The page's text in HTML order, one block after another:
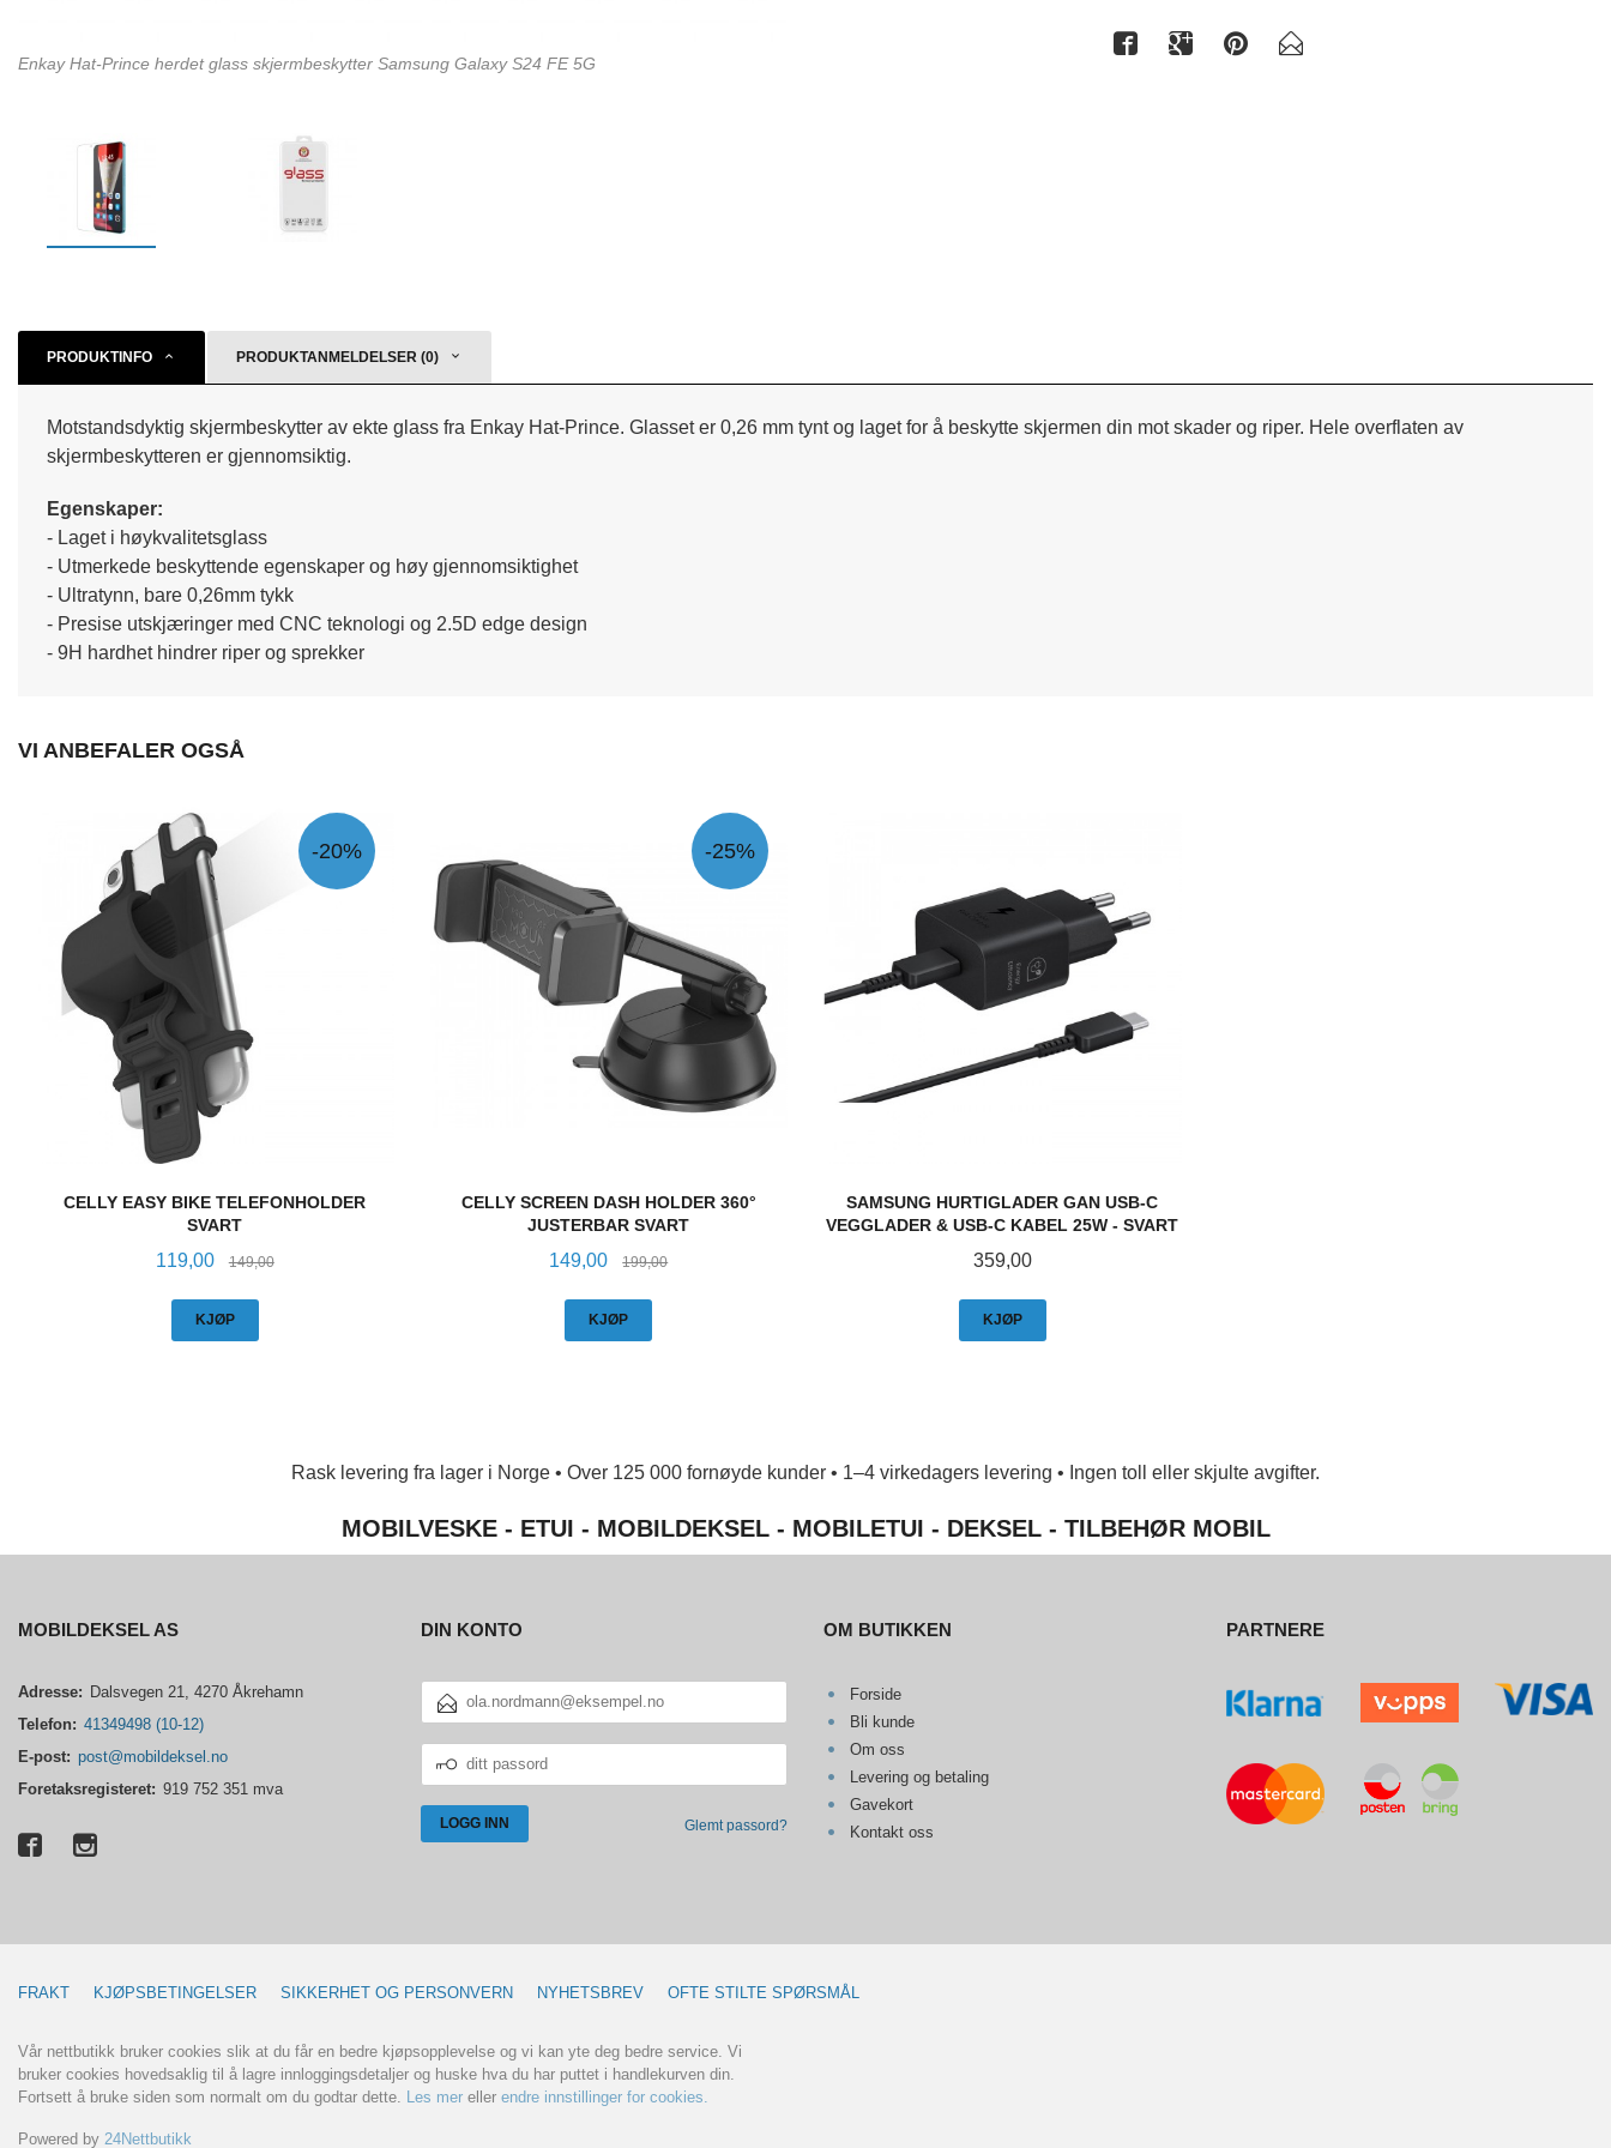
Enkay Hat-Prince herdet glass skjermbeskytter Samsung Galaxy S24 FE 5G
PRODUKTINFO PRODUKTANMELDELSER (0)
Motstandsdyktig skjermbeskytter av ekte glass fra Enkay Hat-Prince. Glasset er 0,26 mm tynt og laget for å beskytte skjermen din mot skader og riper. Hele overflaten av
skjermbeskytteren er gjennomsiktig.
Egenskaper:
- Laget i høykvalitetsglass
- Utmerkede beskyttende egenskaper og høy gjennomsiktighet
- Ultratynn, bare 0,26mm tykk
- Presise utskjæringer med CNC teknologi og 2.5D edge design
- 9H hardhet hindrer riper og sprekker
VI ANBEFALER OGSÅ
CELLY EASY BIKE TELEFONHOLDER
SVART
Tilbud
119,00 149,00Rabatt
-20%
KJØP
CELLY SCREEN DASH HOLDER 360°
JUSTERBAR SVART
Tilbud
149,00 199,00Rabatt
-25%
KJØP
SAMSUNG HURTIGLADER GAN USB-C
VEGGLADER & USB-C KABEL 25W - SVART
Pris
359,00
KJØP
Rask levering fra lager i Norge • Over 125 000 fornøyde kunder • 1–4 virkedagers levering • Ingen toll eller skjulte avgifter.
MOBILVESKE - ETUI - MOBILDEKSEL - MOBILETUI - DEKSEL - TILBEHØR MOBIL
MOBILDEKSEL AS
Adresse: Dalsvegen 21, 4270 Åkrehamn
Telefon: 41349498 (10-12)
E-post: post@mobildeksel.no
Foretaksregisteret: 919 752 351 mva
DIN KONTO
POSTADRESSE
PASSORD
Glemt passord?
OM BUTIKKEN
Forside
Bli kunde
Om oss
Levering og betaling
Gavekort
Kontakt oss
PARTNERE
FRAKT KJØPSBETINGELSER SIKKERHET OG PERSONVERN NYHETSBREV OFTE STILTE SPØRSMÅL
Vår nettbutikk bruker cookies slik at du får en bedre kjøpsopplevelse og vi kan yte deg bedre service. Vi
bruker cookies hovedsaklig til å lagre innloggingsdetaljer og huske hva du har puttet i handlekurven din.
Fortsett å bruke siden som normalt om du godtar dette.
Les mer eller endre innstillinger for cookies.
Powered by 24Nettbutikk